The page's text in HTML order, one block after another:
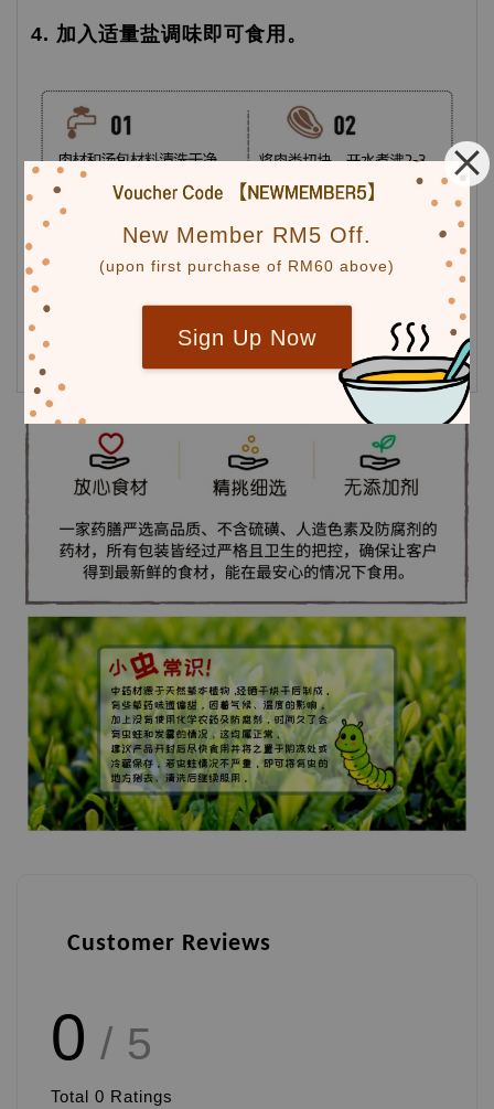
New Member RM5 Off.
(upon first purchase of RM60 above)
Sign Up Now
4. 加入适量盐调味即可食用。
Customer Reviews
0 / 5
Total 0 Ratings